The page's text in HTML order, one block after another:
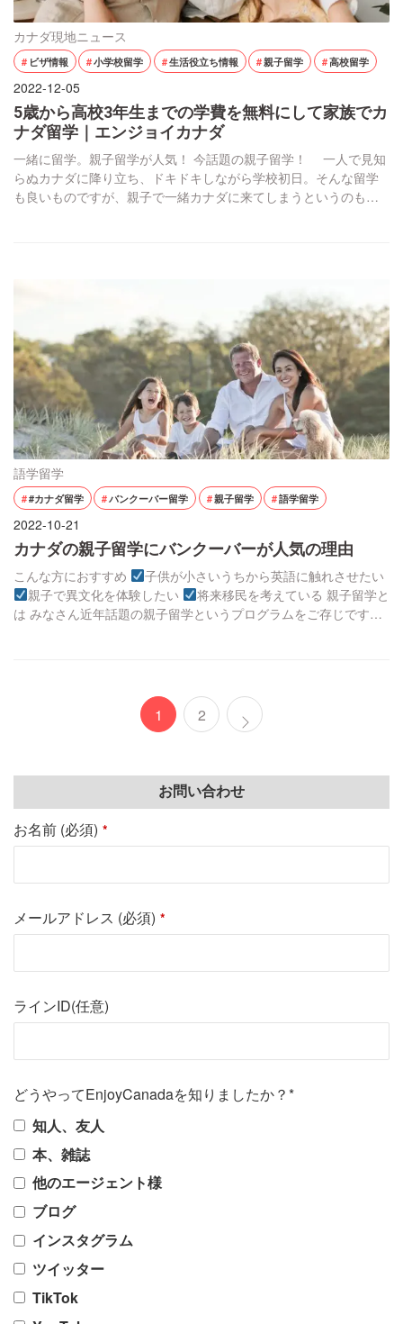
カナダ現地ニュース
ビザ情報 小学校留学 生活役立ち情報 親子留学 高校留学
2022-12-05
5歳から高校3年生までの学費を無料にして家族でカ
ナダ留学｜エンジョイカナダ
一緒に留学。親子留学が人気！ 今話題の親子留学！ 一人で見知
らぬカナダに降り立ち、ドキドキしながら学校初日。そんな留学
も良いものですが、親子で一緒カナダに来てしまうというのも一
語学留学
#カナダ留学 バンクーバー留学 親子留学 語学留学
2022-10-21
カナダの親子留学にバンクーバーが人気の理由
こんな方におすすめ
子供が小さいうちから英語に触れさせたい
親子で異文化を体験したい
将来移民を考えている 親子留学と
は みなさん近年話題の親子留学というプログラムをご存じです
1 2
お問い合わせ
お名前 (必須) *
メールアドレス (必須) *
ラインID(任意)
どうやってEnjoyCanadaを知りましたか？*
知人、友人
本、雑誌
他のエージェント様
ブログ
インスタグラム
ツイッター
TikTok